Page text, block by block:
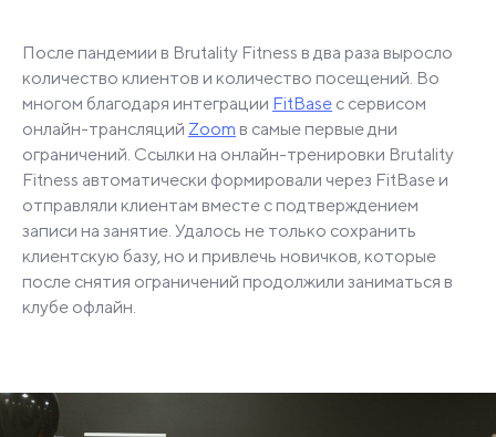
После пандемии в Brutality Fitness в два раза выросло
количество клиентов и количество посещений. Во
многом благодаря интеграции FitBase с сервисом
онлайн-трансляций Zoom в самые первые дни
ограничений. Ссылки на онлайн-тренировки Brutality
Fitness автоматически формировали через FitBase и
отправляли клиентам вместе с подтверждением
записи на занятие. Удалось не только сохранить
клиентскую базу, но и привлечь новичков, которые
после снятия ограничений продолжили заниматься в
клубе офлайн.